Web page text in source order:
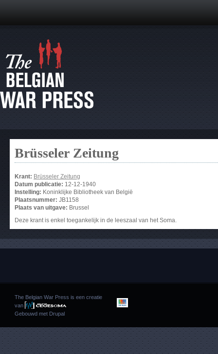
Brüsseler Zeitung
Krant: Brüsseler Zeitung
Datum publicatie: 12-12-1940
Instelling: Koninklijke Bibliotheek van België
Plaatsnummer: JB1158
Plaats van uitgave: Brussel
Deze krant is enkel toegankelijk in de leeszaal van het Soma.
The Belgian War Press is een creatie
van
Gebouwd met Drupal